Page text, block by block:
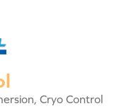
Cryo Control